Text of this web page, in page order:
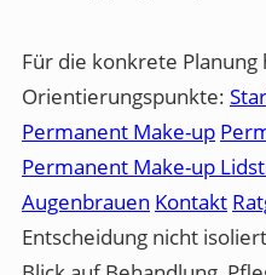
Für die konkrete
Orientierungspunkte:
Permanent Make-up
Permanent Make-up
Augenbrauen Kontakt
Entscheidung nicht